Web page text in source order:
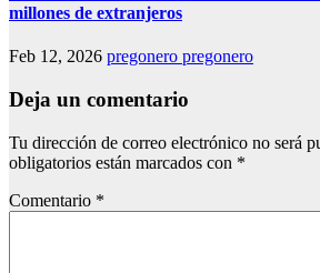
millones de extranjeros
Feb 12, 2026 pregonero pregonero
Deja un comentario
Tu dirección de correo electrónico no será
obligatorios están marcados con *
Comentario *